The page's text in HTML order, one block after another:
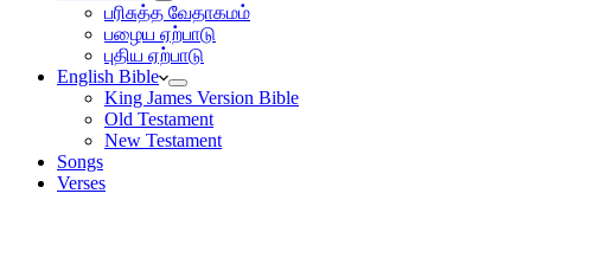
பரிசுத்த வேதாகமம்
பழைய ஏற்பாடு
புதிய ஏற்பாடு
English Bible
King James Version Bible
Old Testament
New Testament
Songs
Verses